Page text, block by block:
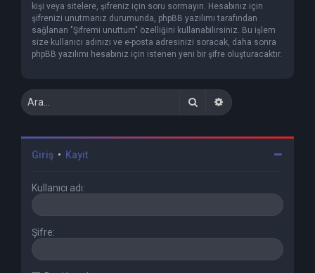
kişi veya sitelere, şifreniz için soru sormayın. Hesabınız için
şifrenizi unutmanız durumunda, phpBB yazılımı tarafından
sağlanan "Şifremi unuttum" özelliğini kullanabilirsiniz. Bu işlem
size kullanıcı adınızı ve e-posta adresinizi soracak, daha sonra
phpBB yazılımı hesabınız için istenen yeni bir şifre oluşturacaktır.
Gelişmiş arama
Giriş • Kayıt
Kullanıcı adı:
Şifre: